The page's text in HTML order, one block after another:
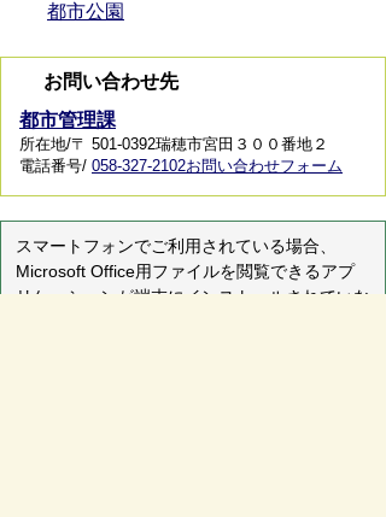
都市公園
お問い合わせ先
都市管理課
所在地/〒 501-0392瑞穂市宮田３００番地２
電話番号/ 058-327-2102お問い合わせフォーム
スマートフォンでご利用されている場合、
Microsoft Office用ファイルを閲覧できるアプ
リケーションが端末にインストールされていな